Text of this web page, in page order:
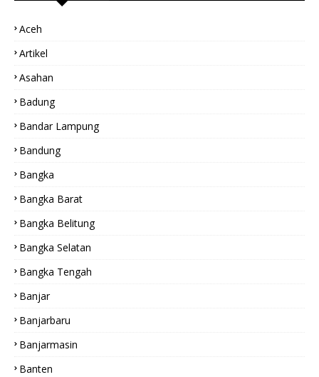
Aceh
Artikel
Asahan
Badung
Bandar Lampung
Bandung
Bangka
Bangka Barat
Bangka Belitung
Bangka Selatan
Bangka Tengah
Banjar
Banjarbaru
Banjarmasin
Banten